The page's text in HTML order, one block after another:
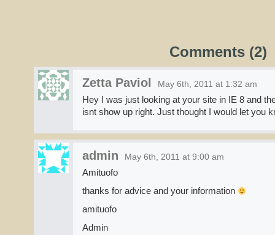
Comments (2)
Zetta Paviol May 6th, 2011 at 1:32 am
Hey I was just looking at your site in IE 8 and
isnt show up right. Just thought I would let you
admin May 6th, 2011 at 9:00 am
Amituofo
thanks for advice and your information
amituofo
Admin